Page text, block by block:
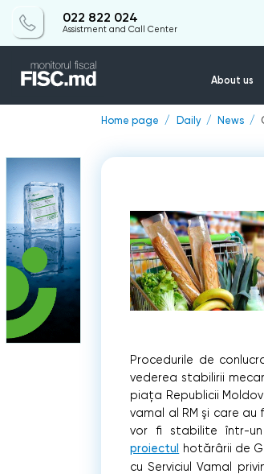
022 822 024
Assistment and Call Center
About us
Home page Daily News
Procedurile de
vederea stabilirii
piaţa Republicii
vamal al RM şi care
vor fi stabilite într-un
proiectul
hotărârii de
cu Serviciul Vamal